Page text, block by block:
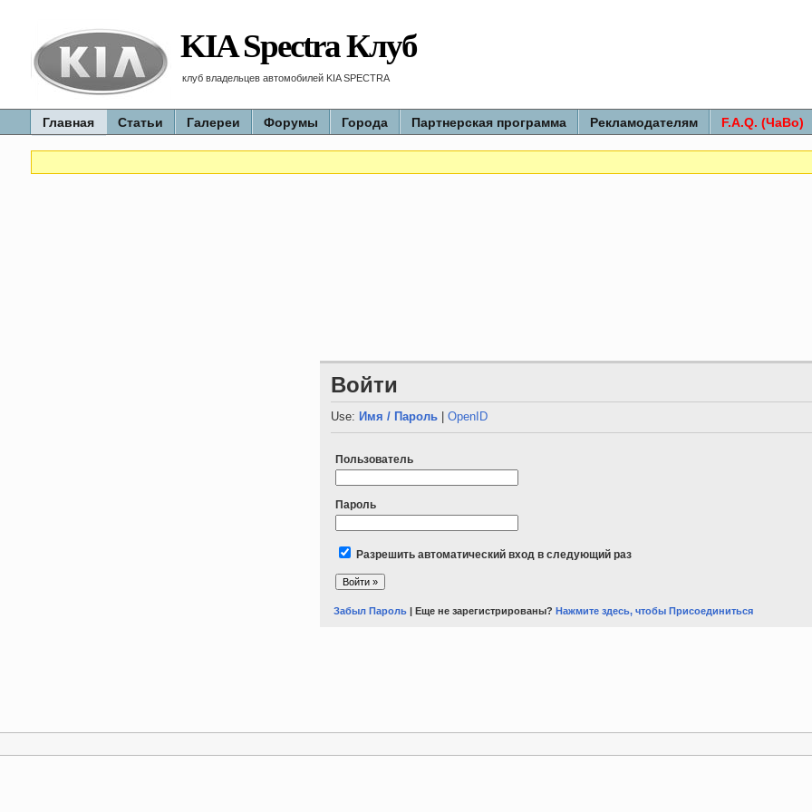
KIA Spectra Клуб
клуб владельцев автомобилей KIA SPECTRA
Главная Статьи Галереи Форумы Города Партнерская программа Рекламодателям F.A.Q. (ЧаВо)
Войти
Use: Имя / Пароль| OpenID
Пользователь
Пароль
Разрешить автоматический вход в следующий раз
Забыл Пароль| Еще не зарегистрированы? Нажмите здесь, чтобы Присоединиться